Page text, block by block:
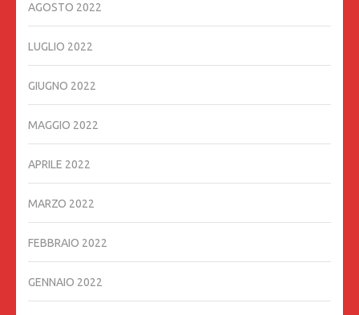
AGOSTO 2022
LUGLIO 2022
GIUGNO 2022
MAGGIO 2022
APRILE 2022
MARZO 2022
FEBBRAIO 2022
GENNAIO 2022